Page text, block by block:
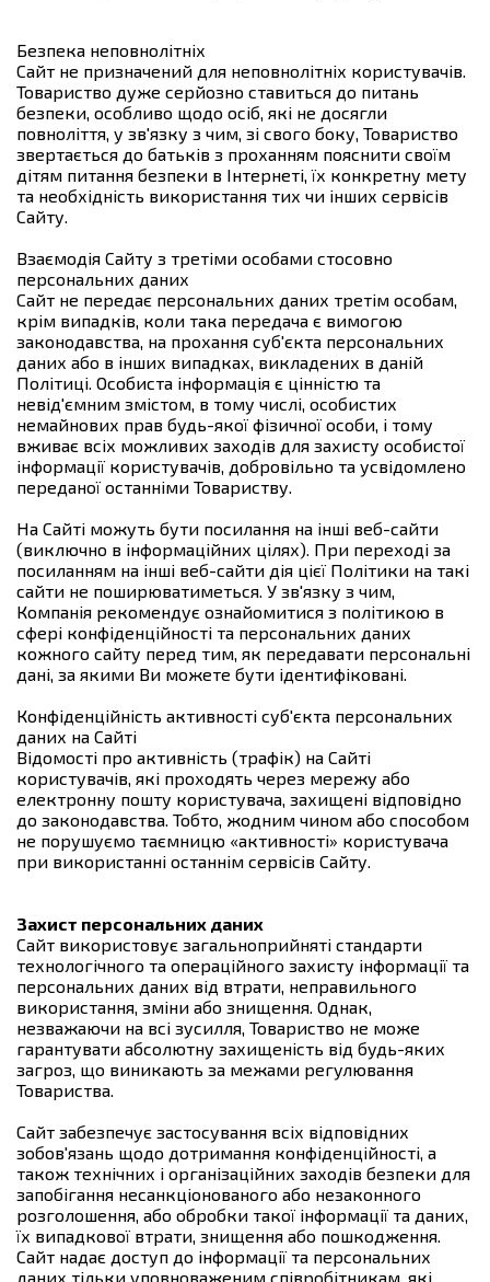
Безпека неповнолітніх
Сайт не призначений для неповнолітніх користувачів.
Товариство дуже серйозно ставиться до питань
безпеки, особливо щодо осіб, які не досягли
повноліття, у зв'язку з чим, зі свого боку, Товариство
звертається до батьків з проханням пояснити своїм
дітям питання безпеки в Інтернеті, їх конкретну мету
та необхідність використання тих чи інших сервісів
Сайту.
Взаємодія Сайту з третіми особами стосовно
персональних даних
Сайт не передає персональних даних третім особам,
крім випадків, коли така передача є вимогою
законодавства, на прохання суб'єкта персональних
даних або в інших випадках, викладених в даній
Політиці. Особиста інформація є цінністю та
невід'ємним змістом, в тому числі, особистих
немайнових прав будь-якої фізичної особи, і тому
вживає всіх можливих заходів для захисту особистої
інформації користувачів, добровільно та усвідомлено
переданої останніми Товариству.
На Сайті можуть бути посилання на інші веб-сайти
(виключно в інформаційних цілях). При переході за
посиланням на інші веб-сайти дія цієї Політики на такі
сайти не поширюватиметься. У зв'язку з чим,
Компанія рекомендує ознайомитися з політикою в
сфері конфіденційності та персональних даних
кожного сайту перед тим, як передавати персональні
дані, за якими Ви можете бути ідентифіковані.
Конфіденційність активності суб'єкта персональних
даних на Сайті
Відомості про активність (трафік) на Сайті
користувачів, які проходять через мережу або
електронну пошту користувача, захищені відповідно
до законодавства. Тобто, жодним чином або способом
не порушуємо таємницю «активності» користувача
при використанні останнім сервісів Сайту.
Захист персональних даних
Сайт використовує загальноприйняті стандарти
технологічного та операційного захисту інформації та
персональних даних від втрати, неправильного
використання, зміни або знищення. Однак,
незважаючи на всі зусилля, Товариство не може
гарантувати абсолютну захищеність від будь-яких
загроз, що виникають за межами регулювання
Товариства.
Сайт забезпечує застосування всіх відповідних
зобов'язань щодо дотримання конфіденційності, а
також технічних і організаційних заходів безпеки для
запобігання несанкціонованого або незаконного
розголошення, або обробки такої інформації та даних,
їх випадкової втрати, знищення або пошкодження.
Сайт надає доступ до інформації та персональних
даних тільки уповноваженим співробітникам, які